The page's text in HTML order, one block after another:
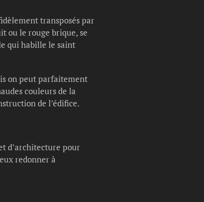
transposés par
ou le rouge brique, se
qui habille le saint
on peut parfaitement
couleurs de la
de l’édifice.
d’architecture pour
redonner à